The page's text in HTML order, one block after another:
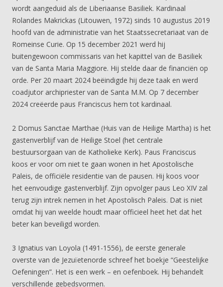
wordt aangeduid als de Liberiaanse Basiliek. Kardinaal
Rolandes Makrickas (Litouwen, 1972) sinds 10 augustus 2019
hoofd van de administratie van het Staatssecretariaat van de
Romeinse Curie. Op 15 december 2021 werd hij
buitengewoon commissaris van het kapittel van de Basiliek
van de Santa Maria Maggiore. Hij stelde daar de financiën op
orde. Per 20 maart 2024 beëindigde hij deze taak en werd
coadjutor archipriester van de Santa M.M. Op 7 december
2024 creëerde paus Franciscus hem tot kardinaal.
2 Domus Sanctae Marthae (Huis van de Heilige Martha) is het
gastenverblijf van de Heilige Stoel (het centrale
bestuursorgaan van de Katholieke Kerk). Paus Franciscus
koos er voor om niet te gaan wonen in het Apostolische
Paleis, de officiële residentie van de pausen. Hij koos voor
het eenvoudige gastenverblijf. Zijn opvolger paus Leo XIV zal
terug zijn intrek nemen in het Apostolisch Paleis. Dat is niet
omdat hij van weelde houdt maar officieel heet het dat het
beter kan beveiligd worden.
3 Ignatius van Loyola (1491-1556), de eerste generale
overste van de Jezuïetenorde schreef het boekje “Geestelijke
Oefeningen”. Het is een werk – en oefenboek. Hij behandelt
verschillende gebedsvormen.